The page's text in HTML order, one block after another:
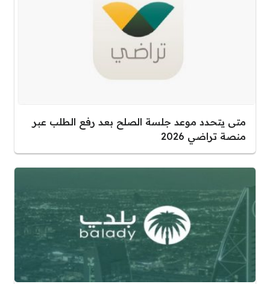
متى يتحدد موعد جلسة الصلح بعد رفع الطلب عبر
منصة تراضي 2026